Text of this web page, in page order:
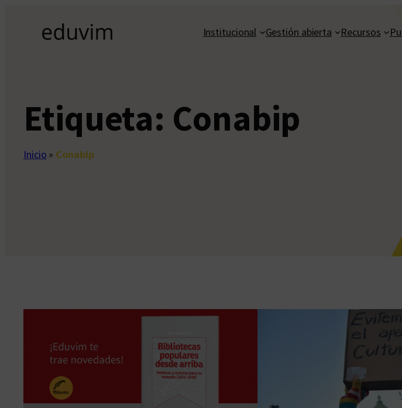
contenido
Institucional Gestión abierta Recursos
Etiqueta: Conabip
Inicio » Conabip